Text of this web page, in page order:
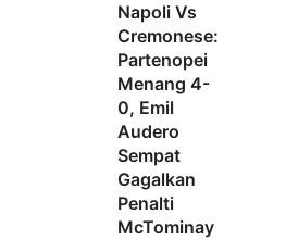
Napoli Vs
Cremonese:
Partenopei
Menang 4-
0, Emil
Audero
Sempat
Gagalkan
Penalti
McTominay